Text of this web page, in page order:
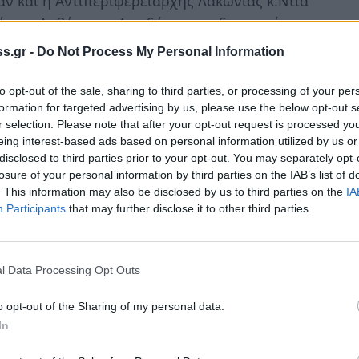
- Do Not Process My Personal Information
opt-out of the sale, sharing to third parties, or processing of your
for targeted advertising by us, please use the below opt-out
selection. Please note that after your opt-out request is processed
interest-based ads based on personal information utilized by us
to third parties prior to your opt-out. You may separately
of your personal information by third parties on the IAB’s list of
This information may also be disclosed by us to third parties on the
Participants that may further disclose it to other third parties.
Data Processing Opt Outs
opt-out of the Sharing of my personal data.
Δαβάκης, ο Αντιδήμαρχος δημοτικής
κ. Φεβρωνία Πατριανάκου, και
του Συλλόγου κ.Γεωργία Ζαχαράκη όπου
όσους παρευρέθησαν στην
για την πραγματοποίηση της .
αναλάβει το «Λακωνικό Ωδείο» Σπάρτης.
καφές, τσάϊ, άφθονα